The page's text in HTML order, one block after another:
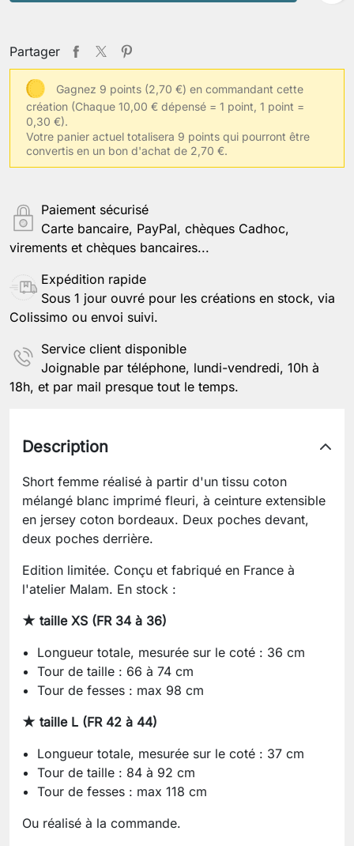
Autres informations
Enregistrer la personnalisation
Partager
Gagnez 9 points (2,70 €) en commandant cette
création (Chaque 10,00 € dépensé = 1 point, 1 point =
0,30 €).
Votre panier actuel totalisera 9 points qui pourront être
convertis en un bon d'achat de 2,70 €.
Paiement sécurisé
Carte bancaire, PayPal, chèques Cadhoc,
virements et chèques bancaires...
Expédition rapide
Sous 1 jour ouvré pour les créations en stock, via
Colissimo ou envoi suivi.
Service client disponible
Joignable par téléphone, lundi-vendredi, 10h à
18h, et par mail presque tout le temps.
Description
Short femme réalisé à partir d'un tissu coton
mélangé blanc imprimé fleuri, à ceinture extensible
en jersey coton bordeaux. Deux poches devant,
deux poches derrière.
Edition limitée. Conçu et fabriqué en France à
l'atelier Malam. En stock :
★ taille XS (FR 34 à 36)
Longueur totale, mesurée sur le coté : 36 cm
Tour de taille : 66 à 74 cm
Tour de fesses : max 98 cm
★ taille L (FR 42 à 44)
Longueur totale, mesurée sur le coté : 37 cm
Tour de taille : 84 à 92 cm
Tour de fesses : max 118 cm
Ou réalisé à la commande.